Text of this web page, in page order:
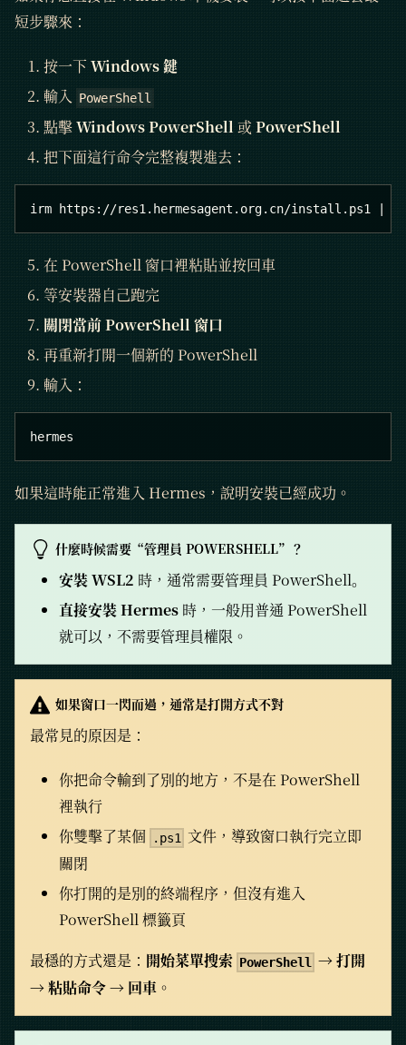
短步驟來：
按一下Windows 鍵
輸入
PowerShell
點擊Windows PowerShell 或 PowerShell
把下面這行命令完整複製進去：
irm https://res1.hermesagent.org.cn/install.ps1 |
在 PowerShell 窗口裡粘貼並按回車
等安裝器自己跑完
關閉當前 PowerShell 窗口
再重新打開一個新的 PowerShell
輸入：
hermes
如果這時能正常進入 Hermes，說明安裝已經成功。
什麼時候需要“管理員 POWERSHELL”？
安裝 WSL2 時，通常需要管理員 PowerShell。
直接安裝 Hermes 時，一般用普通 PowerShell
就可以，不需要管理員權限。
如果窗口一閃而過，通常是打開方式不對
最常見的原因是：
你把命令輸到了別的地方，不是在 PowerShell
裡執行
你雙擊了某個
.ps1 文件，導致窗口執行完立即
關閉
你打開的是別的終端程序，但沒有進入
PowerShell 標籤頁
最穩的方式還是： 開始菜單搜索 PowerShell → 打開
→ 粘貼命令 → 回車 。